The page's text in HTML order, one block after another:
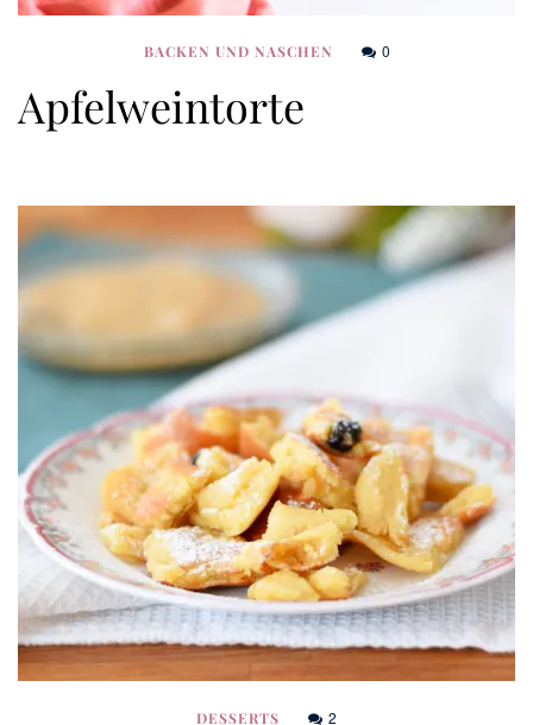
BACKEN UND NASCHEN 0
Apfelweintorte
DESSERTS 2